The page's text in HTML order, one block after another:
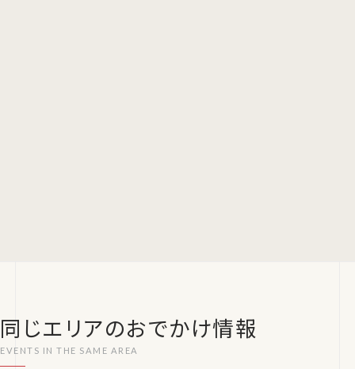
同じエリアのおでかけ情報